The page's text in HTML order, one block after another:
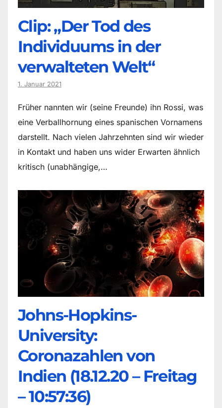
Clip: „Der Tod des
Individuums in der
verwalteten Welt“
1. Januar 2021
Früher nannten wir (seine Freunde) ihn Rossi, was
eine Verballhornung eines spanischen Vornamens
darstellt. Nach vielen Jahrzehnten sind wir wieder
in Kontakt und haben uns wider Erwarten ähnlich
kritisch (unabhängige,…
Johns-Hopkins-
University:
Coronazahlen von
Indien (18.12.20 – Freitag
– 10:57:36)